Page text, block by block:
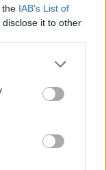
the IAB’s List of
it to other
or more Google
You may click to
party tags to
in below Google
16:57
ενοίκια. Μείωση
τελών σε όλες